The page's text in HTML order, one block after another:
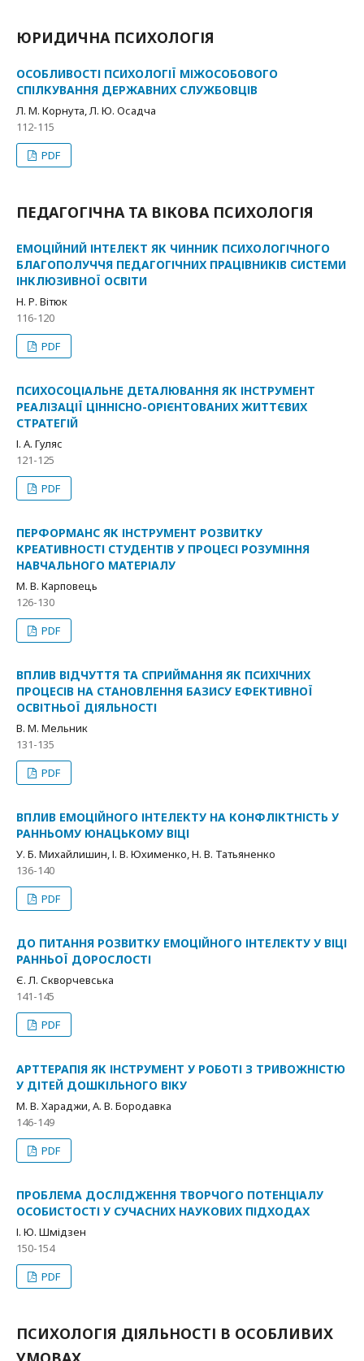
ЮРИДИЧНА ПСИХОЛОГІЯ
ОСОБЛИВОСТІ ПСИХОЛОГІЇ МІЖОСОБОВОГО
СПІЛКУВАННЯ ДЕРЖАВНИХ СЛУЖБОВЦІВ
Л. М. Корнута, Л. Ю. Осадча
112-115
PDF
ПЕДАГОГІЧНА ТА ВІКОВА ПСИХОЛОГІЯ
ЕМОЦІЙНИЙ ІНТЕЛЕКТ ЯК ЧИННИК ПСИХОЛОГІЧНОГО
БЛАГОПОЛУЧЧЯ ПЕДАГОГІЧНИХ ПРАЦІВНИКІВ СИСТЕМИ
ІНКЛЮЗИВНОЇ ОСВІТИ
Н. Р. Вітюк
116-120
PDF
ПСИХОСОЦІАЛЬНЕ ДЕТАЛЮВАННЯ ЯК ІНСТРУМЕНТ
РЕАЛІЗАЦІЇ ЦІННІСНО-ОРІЄНТОВАНИХ ЖИТТЄВИХ
СТРАТЕГІЙ
І. А. Гуляс
121-125
PDF
ПЕРФОРМАНС ЯК ІНСТРУМЕНТ РОЗВИТКУ
КРЕАТИВНОСТІ СТУДЕНТІВ У ПРОЦЕСІ РОЗУМІННЯ
НАВЧАЛЬНОГО МАТЕРІАЛУ
М. В. Карповець
126-130
PDF
ВПЛИВ ВІДЧУТТЯ ТА СПРИЙМАННЯ ЯК ПСИХІЧНИХ
ПРОЦЕСІВ НА СТАНОВЛЕННЯ БАЗИСУ ЕФЕКТИВНОЇ
ОСВІТНЬОЇ ДІЯЛЬНОСТІ
В. М. Мельник
131-135
PDF
ВПЛИВ ЕМОЦІЙНОГО ІНТЕЛЕКТУ НА КОНФЛІКТНІСТЬ У
РАННЬОМУ ЮНАЦЬКОМУ ВІЦІ
У. Б. Михайлишин, І. В. Юхименко, Н. В. Татьяненко
136-140
PDF
ДО ПИТАННЯ РОЗВИТКУ ЕМОЦІЙНОГО ІНТЕЛЕКТУ У ВІЦІ
РАННЬОЇ ДОРОСЛОСТІ
Є. Л. Скворчевська
141-145
PDF
АРТТЕРАПІЯ ЯК ІНСТРУМЕНТ У РОБОТІ З ТРИВОЖНІСТЮ
У ДІТЕЙ ДОШКІЛЬНОГО ВІКУ
М. В. Хараджи, А. В. Бородавка
146-149
PDF
ПРОБЛЕМА ДОСЛІДЖЕННЯ ТВОРЧОГО ПОТЕНЦІАЛУ
ОСОБИСТОСТІ У СУЧАСНИХ НАУКОВИХ ПІДХОДАХ
І. Ю. Шмідзен
150-154
PDF
ПСИХОЛОГІЯ ДІЯЛЬНОСТІ В ОСОБЛИВИХ